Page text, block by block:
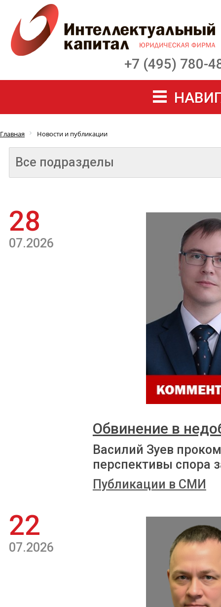
+7 (495) 780-
Главная Новости и публикации
28
07.2026
Обвинение в
Василий Зуев
перспективы спора
Публикации в СМИ
22
07.2026
Все подразделы